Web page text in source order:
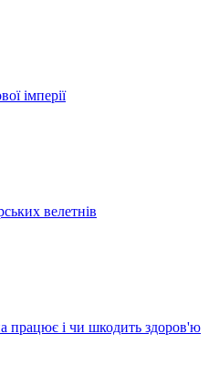
імперії
велетнів
працює і чи шкодить здоров'ю